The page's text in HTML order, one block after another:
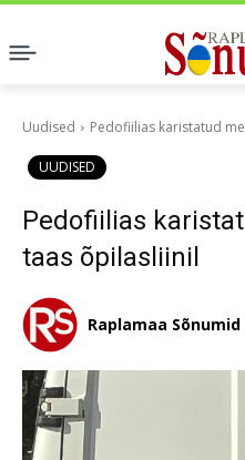
Uudised Pedofiilias karistatud
UUDISED
Pedofiilias
taas õpilasliinil
Raplamaa Sõnumid